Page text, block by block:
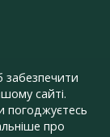
сайті.
погоджуєтесь
про